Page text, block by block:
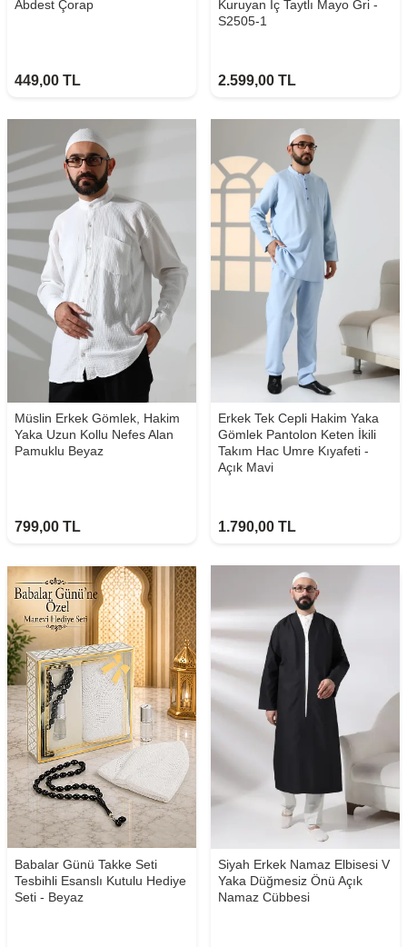
Abdest Çorap
449,00 TL
Kuruyan İç Taytlı Mayo Gri -
S2505-1
2.599,00 TL
Müslin Erkek Gömlek, Hakim
Yaka Uzun Kollu Nefes Alan
Pamuklu Beyaz
799,00 TL
Erkek Tek Cepli Hakim Yaka
Gömlek Pantolon Keten İkili
Takım Hac Umre Kıyafeti -
Açık Mavi
1.790,00 TL
Babalar Günü Takke Seti
Tesbihli Esanslı Kutulu Hediye
Seti - Beyaz
Siyah Erkek Namaz Elbisesi V
Yaka Düğmesiz Önü Açık
Namaz Cübbesi